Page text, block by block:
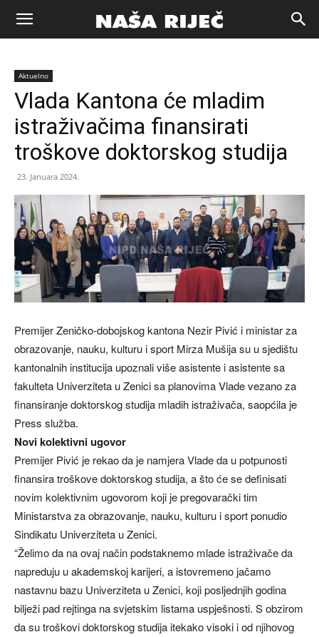
Naša
riječ
Zenica
Aktuelno
Vlada Kantona će mladim
istraživačima finansirati
troškove doktorskog studija
23. Januara 2024.
Premijer Zeničko-dobojskog kantona Nezir Pivić i ministar za
obrazovanje, nauku, kulturu i sport Mirza Mušija su u sjedištu
kantonalnih institucija upoznali više asistente i asistente sa
fakulteta Univerziteta u Zenici sa planovima Vlade vezano za
finansiranje doktorskog studija mladih istraživača, saopćila je
Press služba.
Novi kolektivni ugovor
Premijer Pivić je rekao da je namjera Vlade da u potpunosti
finansira troškove doktorskog studija, a što će se definisati
novim kolektivnim ugovorom koji je pregovarački tim
Ministarstva za obrazovanje, nauku, kulturu i sport ponudio
Sindikatu Univerziteta u Zenici.
“Želimo da na ovaj način podstaknemo mlade istraživače da
napreduju u akademskoj karijeri, a istovremeno jačamo
nastavnu bazu Univerziteta u Zenici, koji posljednjih godina
bilježi pad rejtinga na svjetskim listama uspješnosti. S obzirom
da su troškovi doktorskog studija itekako visoki i od njihovog